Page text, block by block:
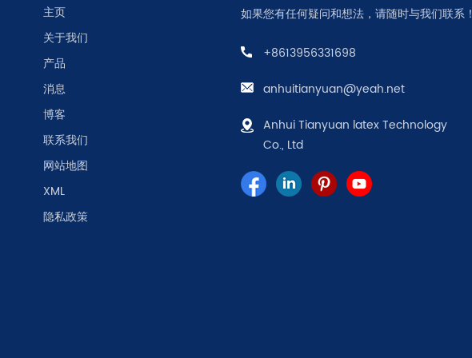
主页
关于我们
产品
消息
博客
联系我们
网站地图
XML
隐私政策
如果您有任何疑问和想法，请随时与我们联系！
+8613956331698
anhuitianyuan@yeah.net
Anhui Tianyuan latex Technology
Co., Ltd